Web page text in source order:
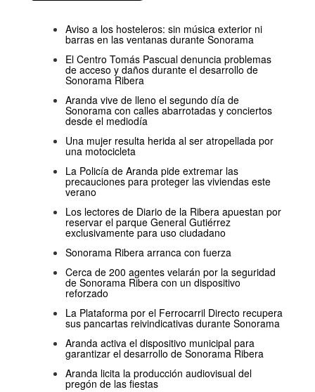
Aviso a los hosteleros: sin música exterior ni
barras en las ventanas durante Sonorama
El Centro Tomás Pascual denuncia problemas
de acceso y daños durante el desarrollo de
Sonorama Ribera
Aranda vive de lleno el segundo día de
Sonorama con calles abarrotadas y conciertos
desde el mediodía
Una mujer resulta herida al ser atropellada por
una motocicleta
La Policía de Aranda pide extremar las
precauciones para proteger las viviendas este
verano
Los lectores de Diario de la Ribera apuestan por
reservar el parque General Gutiérrez
exclusivamente para uso ciudadano
Sonorama Ribera arranca con fuerza
Cerca de 200 agentes velarán por la seguridad
de Sonorama Ribera con un dispositivo
reforzado
La Plataforma por el Ferrocarril Directo recupera
sus pancartas reivindicativas durante Sonorama
Aranda activa el dispositivo municipal para
garantizar el desarrollo de Sonorama Ribera
Aranda licita la producción audiovisual del
pregón de las fiestas